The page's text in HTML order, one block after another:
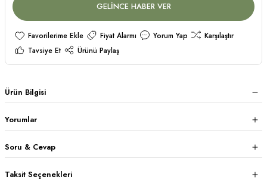
GELİNCE HABER VER
Fiyat Alarmı Yorum Yap
Karşılaştır
Tavsiye Et
Ürünü Paylaş
Ürün Bilgisi
Yorumlar
Soru & Cevap
Taksit Seçenekleri